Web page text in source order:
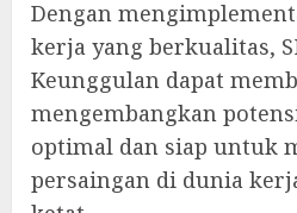
Dengan
kerja yang berkualitas,
Keunggulan dapat
mengembangkan
optimal dan siap untuk
persaingan di dunia